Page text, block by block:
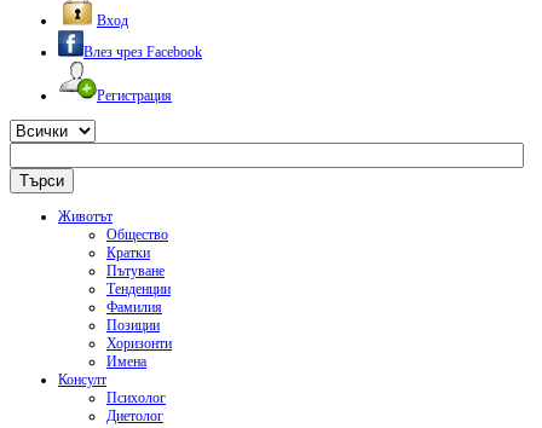
Вход
Влез чрез Facebook
Регистрация
Животът
Общество
Кратки
Пътуване
Тенденции
Фамилия
Позиции
Хоризонти
Имена
Консулт
Психолог
Диетолог